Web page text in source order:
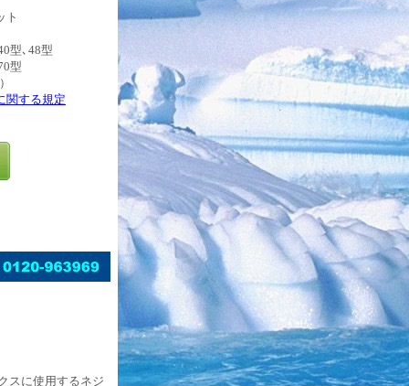
ト
型､48型
関する規定
スに使用するネジ